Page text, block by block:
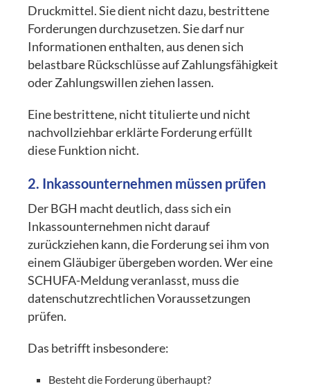
Druckmittel. Sie dient nicht dazu, bestrittene
Forderungen durchzusetzen. Sie darf nur
Informationen enthalten, aus denen sich
belastbare Rückschlüsse auf Zahlungsfähigkeit
oder Zahlungswillen ziehen lassen.
Eine bestrittene, nicht titulierte und nicht
nachvollziehbar erklärte Forderung erfüllt
diese Funktion nicht.
2. Inkassounternehmen müssen prüfen
Der BGH macht deutlich, dass sich ein
Inkassounternehmen nicht darauf
zurückziehen kann, die Forderung sei ihm von
einem Gläubiger übergeben worden. Wer eine
SCHUFA-Meldung veranlasst, muss die
datenschutzrechtlichen Voraussetzungen
prüfen.
Das betrifft insbesondere:
Besteht die Forderung überhaupt?